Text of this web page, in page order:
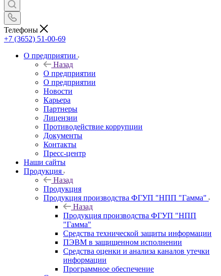
Телефоны
+7 (3652) 51-00-69
О предприятии
Назад
О предприятии
О предприятии
Новости
Карьера
Партнеры
Лицензии
Противодействие коррупции
Документы
Контакты
Пресс-центр
Наши сайты
Продукция
Назад
Продукция
Продукция производства ФГУП "НПП "Гамма"
Назад
Продукция производства ФГУП "НПП
"Гамма"
Средства технической защиты информации
ПЭВМ в защищенном исполнении
Средства оценки и анализа каналов утечки
информации
Программное обеспечение